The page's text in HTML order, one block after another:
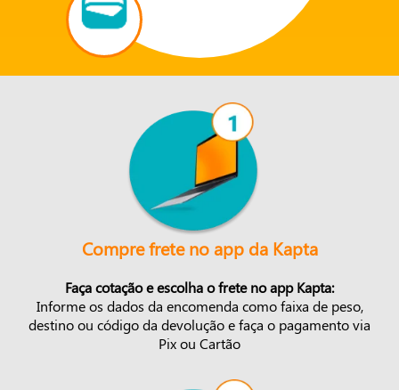
Compre frete no app da Kapta
Faça cotação e escolha o frete no app Kapta:
Informe os dados da encomenda como faixa de peso,
destino ou código da devolução e faça o pagamento via
Pix ou Cartão